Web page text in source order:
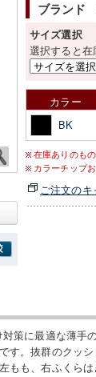
ブランド
サイズ選択
選択すると在
カラー
BK
在庫ありのも
カラーチップ
ご注文の
策に最適な薄手
す。抜群のクッ
も、右ふくらは